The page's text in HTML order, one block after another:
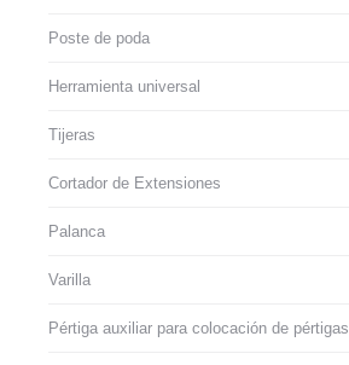
Poste de poda
Herramienta universal
Tijeras
Cortador de Extensiones
Palanca
Varilla
Pértiga auxiliar para colocación de pértigas